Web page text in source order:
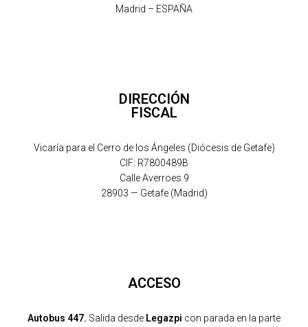
Madrid – ESPAÑA
DIRECCIÓN
FISCAL
Vicaría para el Cerro de los Ángeles (Diócesis de Getafe)
CIF: R7800489B
Calle Averroes 9
28903 — Getafe (Madrid)
ACCESO
Autobus 447. Salida desde Legazpi con parada en la parte